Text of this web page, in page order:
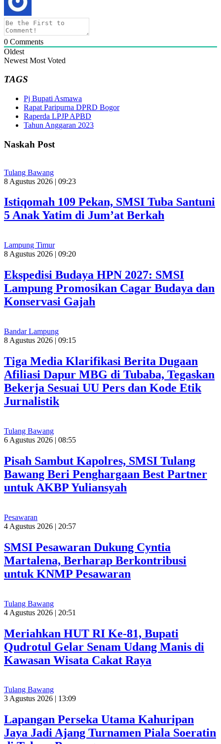
0 Comments
Oldest
Newest Most Voted
TAGS
Pj Bupati Asmawa
Rapat Paripurna DPRD Bogor
Raperda LPJP APBD
Tahun Anggaran 2023
Naskah Post
Tulang Bawang
8 Agustus 2026 | 09:23
Istiqomah 109 Pekan, SMSI Tuba Santuni
5 Anak Yatim di Jum’at Berkah
Lampung Timur
8 Agustus 2026 | 09:20
Ekspedisi Budaya HPN 2027: SMSI
Lampung Promosikan Cagar Budaya dan
Konservasi Gajah
Bandar Lampung
8 Agustus 2026 | 09:15
Tiga Media Klarifikasi Berita Dugaan
Afiliasi Dapur MBG di Tubaba, Tegaskan
Bekerja Sesuai UU Pers dan Kode Etik
Jurnalistik
Tulang Bawang
6 Agustus 2026 | 08:55
Pisah Sambut Kapolres, SMSI Tulang
Bawang Beri Penghargaan Best Partner
untuk AKBP Yuliansyah
Pesawaran
4 Agustus 2026 | 20:57
SMSI Pesawaran Dukung Cyntia
Martalena, Berharap Berkontribusi
untuk KNMP Pesawaran
Tulang Bawang
4 Agustus 2026 | 20:51
Meriahkan HUT RI Ke-81, Bupati
Qudrotul Gelar Senam Udang Manis di
Kawasan Wisata Cakat Raya
Tulang Bawang
3 Agustus 2026 | 13:09
Lapangan Perseka Utama Kahuripan
Jaya Jadi Ajang Turnamen Piala Soeratin